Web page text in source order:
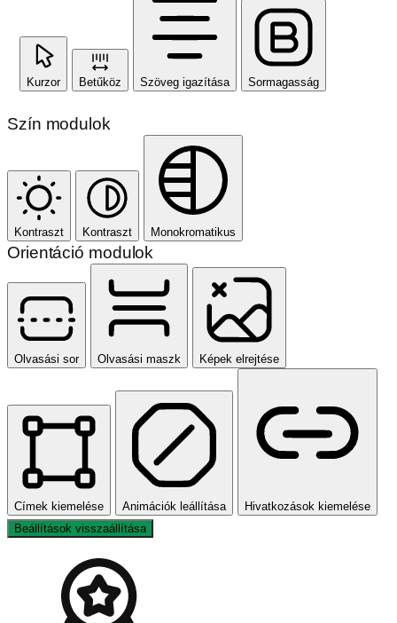
Kurzor Betűköz Szöveg igazítása Sormagasság
Szín modulok
Kontraszt Kontraszt Monokromatikus
Orientáció modulok
Olvasási sor Olvasási maszk Képek elrejtése
Címek kiemelése Animációk leállítása
Hivatkozások kiemelése
Beállítások visszaállítása